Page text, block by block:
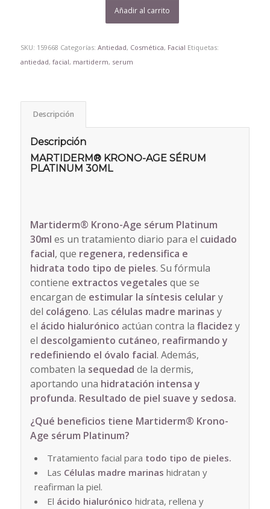
Añadir al carrito
SKU: 159668 Categorías: Antiedad, Cosmética, Facial Etiquetas:
antiedad, facial, martiderm, serum
Descripción
Descripción
MARTIDERM® KRONO-AGE SÉRUM
PLATINUM 30ML
Martiderm® Krono-Age sérum Platinum
30ml es un tratamiento diario para el cuidado
facial, que regenera, redensifica e
hidrata todo tipo de pieles. Su fórmula
contiene extractos vegetales que se
encargan de estimular la síntesis celulary
del colágeno. Las células madre marinas y
el ácido hialurónico actúan contra la flacidez y
el descolgamiento cutáneo, reafirmando y
redefiniendo el óvalo facial. Además,
combaten la sequedad de la dermis,
aportando una hidratación intensa y
profunda. Resultado de piel suave y sedosa.
¿Qué beneficios tiene Martiderm® Krono-
Age sérum Platinum?
Tratamiento facial para todo tipo de pieles.
Las Células madre marinas hidratan y
reafirman la piel.
El ácido hialurónico hidrata, rellena y